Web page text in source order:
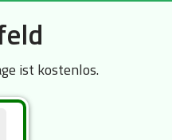
ist kostenlos.